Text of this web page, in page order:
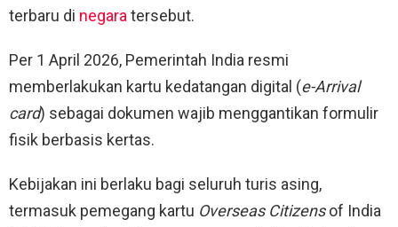
terbaru di negaratersebut.
Per 1 April 2026, Pemerintah India resmi
memberlakukan kartu kedatangan digital (e-Arrival
card) sebagai dokumen wajib menggantikan formulir
fisik berbasis kertas.
Kebijakan ini berlaku bagi seluruh turis asing,
termasuk pemegang kartu Overseas Citizensof India